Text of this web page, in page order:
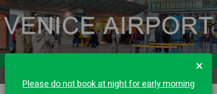
×
Please do not book at night for early morning